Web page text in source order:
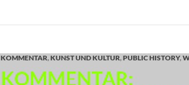
KOMMENTAR,KUNST UND KULTUR,PUBLIC HISTORY,
KOMMENTAR: